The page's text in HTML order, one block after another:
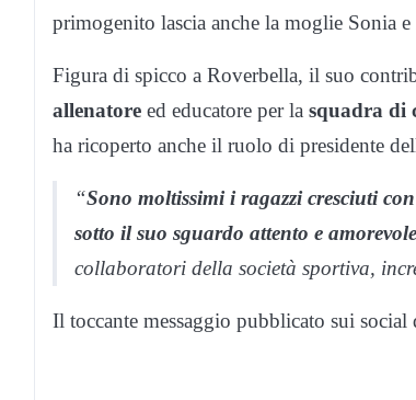
primogenito lascia anche la moglie Sonia
Figura di spicco a Roverbella, il suo
allenatore ed educatore per la squadra di
ha ricoperto anche il ruolo di presidente
“Sono moltissimi i ragazzi cresciuti
sotto il suo sguardo attento e
collaboratori della società sportiva,
Il toccante messaggio pubblicato sui social